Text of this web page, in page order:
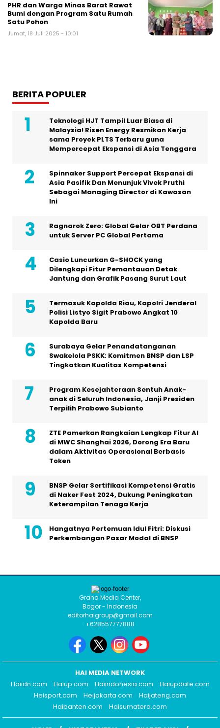
PHR dan Warga Minas Barat Rawat
Bumi dengan Program Satu Rumah
Satu Pohon
Jumat, 18 Juli 2025 - 10:01
BERITA POPULER
Teknologi HJT Tampil Luar Biasa di
Malaysia! Risen Energy Resmikan Kerja
sama Proyek PLTS Terbaru guna
Mempercepat Ekspansi di Asia Tenggara
Spinnaker Support Percepat Ekspansi di
Asia Pasifik Dan Menunjuk Vivek Pruthi
Sebagai Managing Director di Kawasan
Ini
Ragnarok Zero: Global Gelar OBT Perdana
untuk Server PC Global Pertama
Casio Luncurkan G-SHOCK yang
Dilengkapi Fitur Pemantauan Detak
Jantung dan Grafik Pasang Surut Laut
Termasuk Kapolda Riau, Kapolri Jenderal
Polisi Listyo Sigit Prabowo Angkat 10
Kapolda Baru
Surabaya Gelar Penandatanganan
Swakelola PSKK: Komitmen BNSP dan LSP
Tingkatkan Kualitas Kompetensi
Program Kesejahteraan Sentuh Anak-
anak di Seluruh Indonesia, Janji Presiden
Terpilih Prabowo Subianto
ZTE Pamerkan Rangkaian Lengkap Fitur AI
di MWC Shanghai 2026, Dorong Era Baru
dalam Aktivitas Operasional Berbasis
Token
BNSP Gelar Sertifikasi Kompetensi Gratis
di Naker Fest 2024, Dukung Peningkatan
Keterampilan Tenaga Kerja
Hangatnya Pertemuan Idul Fitri: Diskusi
Perkembangan Pasar Modal di BNSP
Graha Media Center,
Bogor - Indonesia
editorhaigroup@gmail.com
+628557777888
HAI MEDIA NETWORK
Haiidn.com
Haiup.com Haiindonesia.com
Haiupdate.com
Heisport.com
Heijakarta.com
Haijateng.com
Haibanten.com
Haisumatera.com